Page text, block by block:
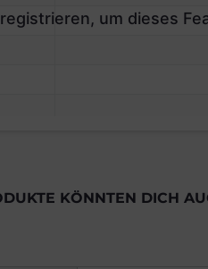
um dieses
KÖNNTEN DICH